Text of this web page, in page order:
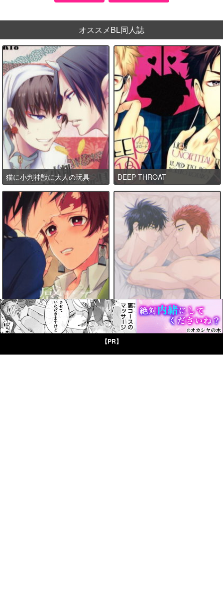
【PR】
オススメBL同人誌
猫に小判神獣に大人の玩具 DEEP THROAT
感じて覚えた甘い匂い D-DAY